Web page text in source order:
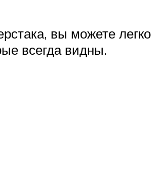
вы можете легко
всегда видны.